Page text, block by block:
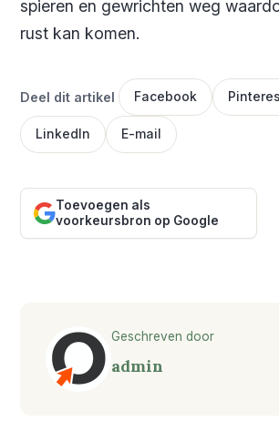
spieren en gewrichten weg
rust kan komen.
Deel dit artikel Facebook
LinkedIn E-mail
Toevoegen als
voorkeursbron op Google
Geschreven door
admin